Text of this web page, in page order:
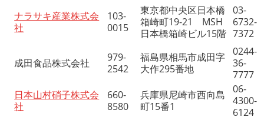
ナラサキ産業株式会
社
103-
0015
東京都中央区日本橋
箱崎町19-21 MSH
日本橋箱崎ビル15階
03-
6732-
7372
成田食品株式会社
979-
2542
福島県相馬市成田字
大作295番地
0244-
36-
7777
日本山村硝子株式会
社
660-
8580
兵庫県尼崎市西向島
町15番1
06-
4300-
6124